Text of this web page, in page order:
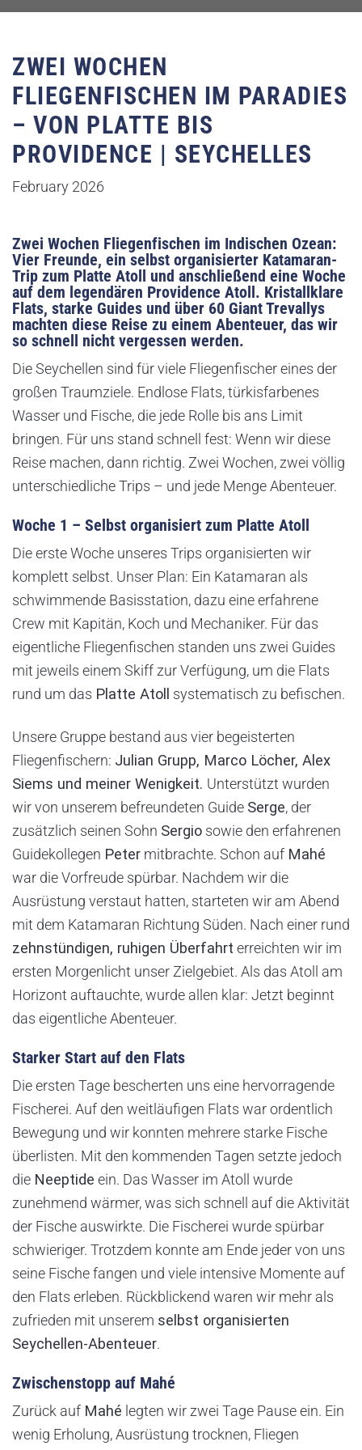
ZWEI WOCHEN
FLIEGENFISCHEN IM PARADIES
– VON PLATTE BIS
PROVIDENCE | SEYCHELLES
February 2026
Zwei Wochen Fliegenfischen im Indischen Ozean:
Vier Freunde, ein selbst organisierter Katamaran-
Trip zum Platte Atoll und anschließend eine Woche
auf dem legendären Providence Atoll. Kristallklare
Flats, starke Guides und über 60 Giant Trevallys
machten diese Reise zu einem Abenteuer, das wir
so schnell nicht vergessen werden.
Die Seychellen sind für viele Fliegenfischer eines der
großen Traumziele. Endlose Flats, türkisfarbenes
Wasser und Fische, die jede Rolle bis ans Limit
bringen. Für uns stand schnell fest: Wenn wir diese
Reise machen, dann richtig. Zwei Wochen, zwei völlig
unterschiedliche Trips – und jede Menge Abenteuer.
Woche 1 – Selbst organisiert zum Platte Atoll
Die erste Woche unseres Trips organisierten wir
komplett selbst. Unser Plan: Ein Katamaran als
schwimmende Basisstation, dazu eine erfahrene
Crew mit Kapitän, Koch und Mechaniker. Für das
eigentliche Fliegenfischen standen uns zwei Guides
mit jeweils einem Skiff zur Verfügung, um die Flats
rund um das Platte Atoll systematisch zu befischen.
Unsere Gruppe bestand aus vier begeisterten
Fliegenfischern: Julian Grupp, Marco Löcher, Alex
Siems und meiner Wenigkeit. Unterstützt wurden
wir von unserem befreundeten Guide Serge, der
zusätzlich seinen Sohn Sergio sowie den erfahrenen
Guidekollegen Peter mitbrachte. Schon auf Mahé
war die Vorfreude spürbar. Nachdem wir die
Ausrüstung verstaut hatten, starteten wir am Abend
mit dem Katamaran Richtung Süden. Nach einer rund
zehnstündigen, ruhigen Überfahrt erreichten wir im
ersten Morgenlicht unser Zielgebiet. Als das Atoll am
Horizont auftauchte, wurde allen klar: Jetzt beginnt
das eigentliche Abenteuer.
Starker Start auf den Flats
Die ersten Tage bescherten uns eine hervorragende
Fischerei. Auf den weitläufigen Flats war ordentlich
Bewegung und wir konnten mehrere starke Fische
überlisten. Mit den kommenden Tagen setzte jedoch
die Neeptide ein. Das Wasser im Atoll wurde
zunehmend wärmer, was sich schnell auf die Aktivität
der Fische auswirkte. Die Fischerei wurde spürbar
schwieriger. Trotzdem konnte am Ende jeder von uns
seine Fische fangen und viele intensive Momente auf
den Flats erleben. Rückblickend waren wir mehr als
zufrieden mit unserem selbst organisierten
Seychellen-Abenteuer.
Zwischenstopp auf Mahé
Zurück auf Mahé legten wir zwei Tage Pause ein. Ein
wenig Erholung, Ausrüstung trocknen, Fliegen